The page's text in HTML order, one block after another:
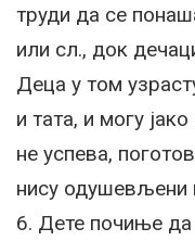
труди да се
или сл., док
Деца у том
и тата, и могу
не успева,
нису одушевљени
6. Дете почиње